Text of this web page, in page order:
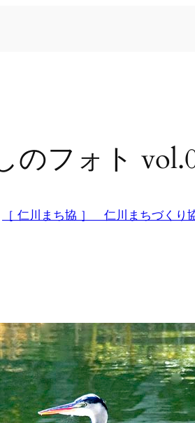
のフォト
［ 仁川まち協 ］ 仁川まちづくり